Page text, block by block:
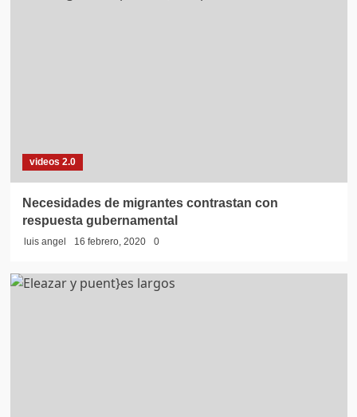
videos 2.0
Necesidades de migrantes contrastan con
respuesta gubernamental
luis angel 16 febrero, 2020 0